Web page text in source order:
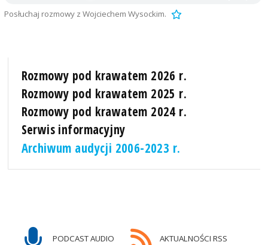
Posłuchaj rozmowy z Wojciechem Wysockim.
Rozmowy pod krawatem 2026 r.
Rozmowy pod krawatem 2025 r.
Rozmowy pod krawatem 2024 r.
Serwis informacyjny
Archiwum audycji 2006-2023 r.
PODCAST AUDIO AKTUALNOŚCI RSS